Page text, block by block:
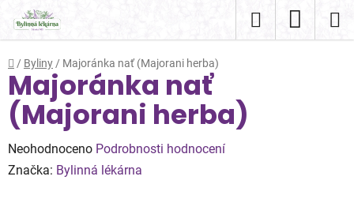
obsah
Hledat
KOŠÍK
Domů
/ Byliny / Majoránka nať (Majorani herba)
Majoránka nať
(Majorani herba)
Průměrné
hodnocení
Neohodnoceno Podrobnosti hodnocení
Značka: Bylinná lékárna